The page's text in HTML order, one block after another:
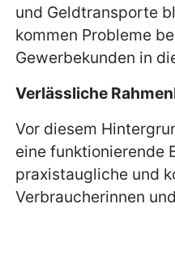
und Geldtransporte
kommen Probleme
Gewerbekunden in
Verlässliche
Vor diesem
eine funktionierende
praxistaugliche und
Verbraucherinnen